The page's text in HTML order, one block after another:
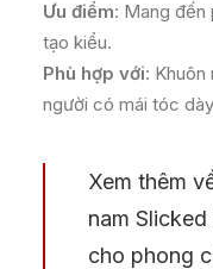
Ưu điểm: Mang đến
tạo kiểu.
Phù hợp với: Khuôn
người có mái tóc
Xem thêm
nam
cho phong